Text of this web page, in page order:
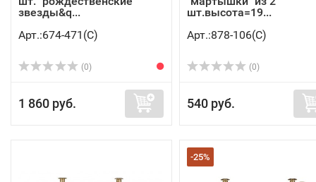
звезды&q...
Арт.:674-471(C)
(0)
1 860 руб.
шт.высота=19...
Арт.:878-106(C)
(0)
540 руб.
-25%